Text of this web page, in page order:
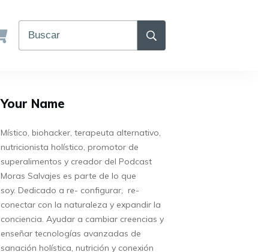
Your Name
Místico, biohacker, terapeuta alternativo,
nutricionista holístico, promotor de
superalimentos y creador del Podcast
Moras Salvajes es parte de lo que
soy. Dedicado a re- configurar, re-
conectar con la naturaleza y expandir la
conciencia. Ayudar a cambiar creencias y
enseñar tecnologías avanzadas de
sanación holística, nutrición y conexión